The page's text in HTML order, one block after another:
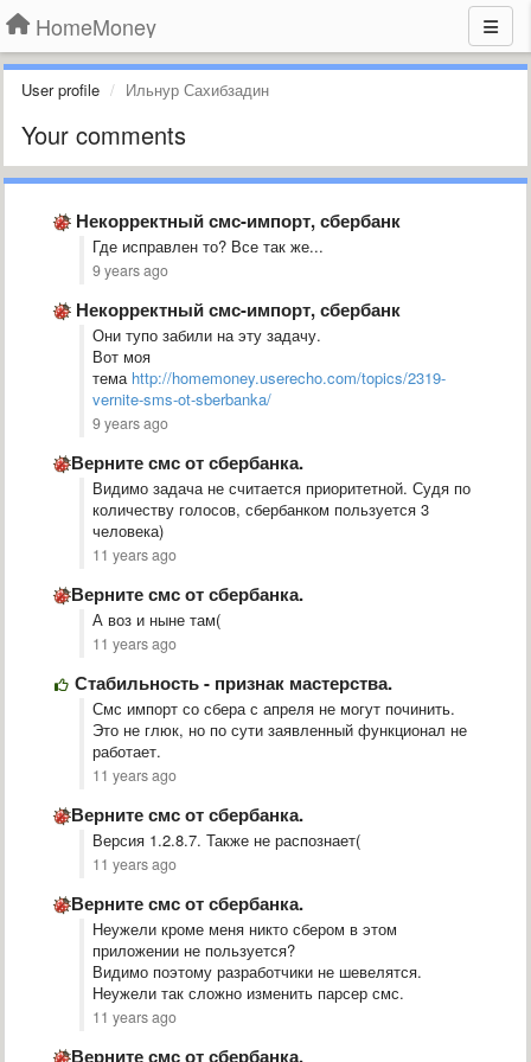
HomeMoney
User profile Ильнур Сахибзадин
Your comments
Некорректный смс-импорт, сбербанк
Где исправлен то? Все так же...
9 years ago
Некорректный смс-импорт, сбербанк
Они тупо забили на эту задачу.
Вот моя
тема http://homemoney.userecho.com/topics/2319-
vernite-sms-ot-sberbanka/
9 years ago
​Верните смс от сбербанка.
Видимо задача не считается приоритетной. Судя по
количеству голосов, сбербанком пользуется 3
человека)
11 years ago
​Верните смс от сбербанка.
А воз и ныне там(
11 years ago
Стабильность - признак мастерства.
Смс импорт со сбера с апреля не могут починить.
Это не глюк, но по сути заявленный функционал не
работает.
11 years ago
​Верните смс от сбербанка.
Версия 1.2.8.7. Также не распознает(
11 years ago
​Верните смс от сбербанка.
Неужели кроме меня никто сбером в этом
приложении не пользуется?
Видимо поэтому разработчики не шевелятся.
Неужели так сложно изменить парсер смс.
11 years ago
​Верните смс от сбербанка.